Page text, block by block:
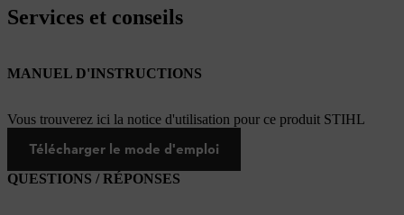
Services et conseils
MANUEL D'INSTRUCTIONS
Vous trouverez ici la notice d'utilisation pour ce produit STIHL
Télécharger le mode d'emploi
QUESTIONS / RÉPONSES